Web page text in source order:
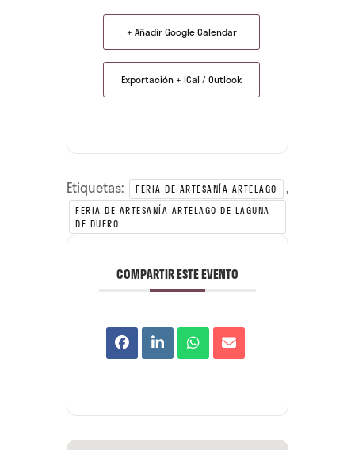
+ Añadir Google Calendar
Exportación + iCal / Outlook
Etiquetas: FERIA DE ARTESANÍA ARTELAGO ,
FERIA DE ARTESANÍA ARTELAGO DE LAGUNA
DE DUERO
COMPARTIR ESTE EVENTO